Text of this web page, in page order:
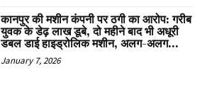
कानपुर की मशीन कंपनी पर ठगी का आरोप: गरीब
युवक के डेढ़ लाख डूबे, दो महीने बाद भी अधूरी
डबल डाई हाइड्रोलिक मशीन, अलग-अलग...
January 7, 2026